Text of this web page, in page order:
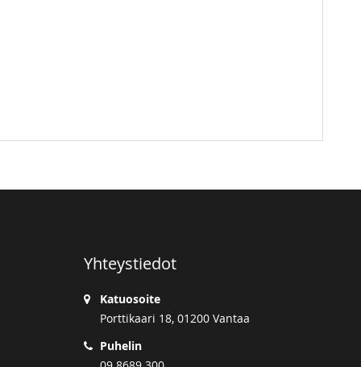
Yhteystiedot
Katuosoite
Porttikaari 18, 01200 Vantaa
Puhelin